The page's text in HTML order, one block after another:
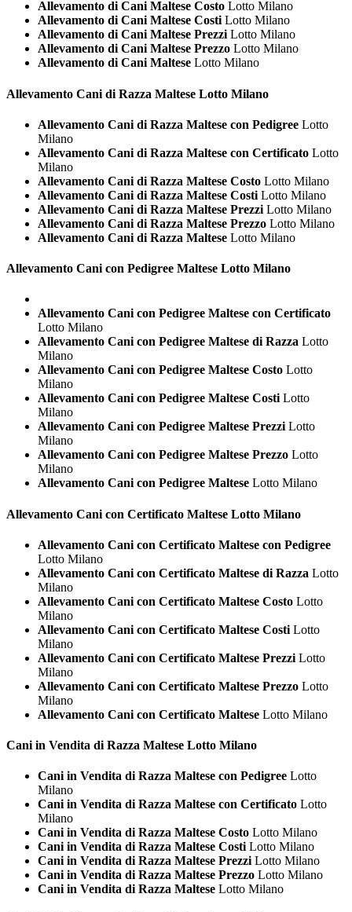
Allevamento di Cani Maltese Costo Lotto Milano
Allevamento di Cani Maltese Costi Lotto Milano
Allevamento di Cani Maltese Prezzi Lotto Milano
Allevamento di Cani Maltese Prezzo Lotto Milano
Allevamento di Cani Maltese Lotto Milano
Allevamento Cani di Razza Maltese Lotto Milano
Allevamento Cani di Razza Maltese con Pedigree Lotto
Milano
Allevamento Cani di Razza Maltese con Certificato Lotto
Milano
Allevamento Cani di Razza Maltese Costo Lotto Milano
Allevamento Cani di Razza Maltese Costi Lotto Milano
Allevamento Cani di Razza Maltese Prezzi Lotto Milano
Allevamento Cani di Razza Maltese Prezzo Lotto Milano
Allevamento Cani di Razza Maltese Lotto Milano
Allevamento Cani con Pedigree Maltese Lotto Milano
Allevamento Cani con Pedigree Maltese con Certificato
Lotto Milano
Allevamento Cani con Pedigree Maltese di Razza Lotto
Milano
Allevamento Cani con Pedigree Maltese Costo Lotto
Milano
Allevamento Cani con Pedigree Maltese Costi Lotto
Milano
Allevamento Cani con Pedigree Maltese Prezzi Lotto
Milano
Allevamento Cani con Pedigree Maltese Prezzo Lotto
Milano
Allevamento Cani con Pedigree Maltese Lotto Milano
Allevamento Cani con Certificato Maltese Lotto Milano
Allevamento Cani con Certificato Maltese con Pedigree
Lotto Milano
Allevamento Cani con Certificato Maltese di Razza Lotto
Milano
Allevamento Cani con Certificato Maltese Costo Lotto
Milano
Allevamento Cani con Certificato Maltese Costi Lotto
Milano
Allevamento Cani con Certificato Maltese Prezzi Lotto
Milano
Allevamento Cani con Certificato Maltese Prezzo Lotto
Milano
Allevamento Cani con Certificato Maltese Lotto Milano
Cani in Vendita di Razza Maltese Lotto Milano
Cani in Vendita di Razza Maltese con Pedigree Lotto
Milano
Cani in Vendita di Razza Maltese con Certificato Lotto
Milano
Cani in Vendita di Razza Maltese Costo Lotto Milano
Cani in Vendita di Razza Maltese CostiLotto Milano
Cani in Vendita di Razza Maltese PrezziLotto Milano
Cani in Vendita di Razza Maltese Prezzo Lotto Milano
Cani in Vendita di Razza Maltese Lotto Milano